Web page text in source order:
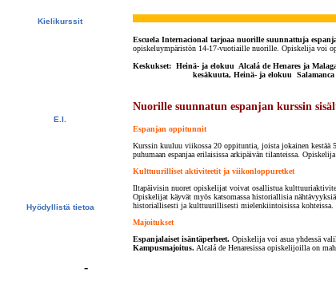
Kielikurssit
E.I.
Hyödyllistä tietoa
-
Escuela Internacional tarjoaa nuorille suunnattuja
opiskeluympäristön 14-17-vuotiaille nuorille. Opiskelija voi
Keskukset: Heinä- ja elokuu Alcalá de Henares ja
kesäkuuta, Heinä- ja elokuu Salamanca
Nuorille suunnatun espanjan kurssin
Espanjan oppitunnit
Kurssin kuuluu viikossa 20 oppituntia, joista jokainen kestää
puhumaan espanjaa erilaisissa arkipäivän tilanteissa.
Kulttuurilliset aktiviteetit ja viikonloppuretket
Iltapäivisin nuoret opiskelijat voivat osallistua
Opiskelijat käyvät myös katsomassa historiallisia
historiallisesti ja kulttuurillisesti mielenkiintoisissa kohteissa.
Majoitukset
Espanjalaiset isäntäperheet. Opiskelija voi asua yhdessä
Kampusmajoitus. Alcalá de Henaresissa opiskelijoilla on